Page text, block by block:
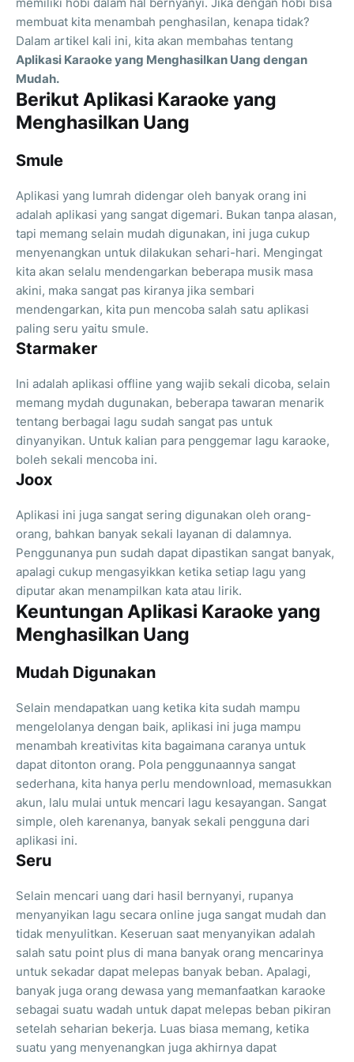
memiliki hobi dalam hal bernyanyi. Jika dengan hobi bisa
membuat kita menambah penghasilan, kenapa tidak?
Dalam artikel kali ini, kita akan membahas tentang
Aplikasi Karaoke yang Menghasilkan Uang dengan
Mudah.
Berikut Aplikasi Karaoke yang
Menghasilkan Uang
Smule
Aplikasi yang lumrah didengar oleh banyak orang ini
adalah aplikasi yang sangat digemari. Bukan tanpa alasan,
tapi memang selain mudah digunakan, ini juga cukup
menyenangkan untuk dilakukan sehari-hari. Mengingat
kita akan selalu mendengarkan beberapa musik masa
akini, maka sangat pas kiranya jika sembari
mendengarkan, kita pun mencoba salah satu aplikasi
paling seru yaitu smule.
Starmaker
Ini adalah aplikasi offline yang wajib sekali dicoba, selain
memang mydah dugunakan, beberapa tawaran menarik
tentang berbagai lagu sudah sangat pas untuk
dinyanyikan. Untuk kalian para penggemar lagu karaoke,
boleh sekali mencoba ini.
Joox
Aplikasi ini juga sangat sering digunakan oleh orang-
orang, bahkan banyak sekali layanan di dalamnya.
Penggunanya pun sudah dapat dipastikan sangat banyak,
apalagi cukup mengasyikkan ketika setiap lagu yang
diputar akan menampilkan kata atau lirik.
Keuntungan Aplikasi Karaoke yang
Menghasilkan Uang
Mudah Digunakan
Selain mendapatkan uang ketika kita sudah mampu
mengelolanya dengan baik, aplikasi ini juga mampu
menambah kreativitas kita bagaimana caranya untuk
dapat ditonton orang. Pola penggunaannya sangat
sederhana, kita hanya perlu mendownload, memasukkan
akun, lalu mulai untuk mencari lagu kesayangan. Sangat
simple, oleh karenanya, banyak sekali pengguna dari
aplikasi ini.
Seru
Selain mencari uang dari hasil bernyanyi, rupanya
menyanyikan lagu secara online juga sangat mudah dan
tidak menyulitkan. Keseruan saat menyanyikan adalah
salah satu point plus di mana banyak orang mencarinya
untuk sekadar dapat melepas banyak beban. Apalagi,
banyak juga orang dewasa yang memanfaatkan karaoke
sebagai suatu wadah untuk dapat melepas beban pikiran
setelah seharian bekerja. Luas biasa memang, ketika
suatu yang menyenangkan juga akhirnya dapat